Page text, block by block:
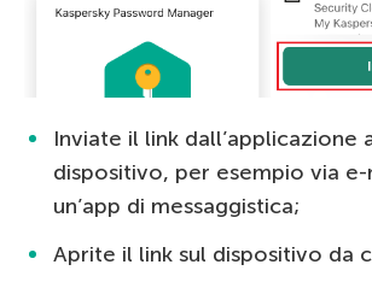
Inviate il link dall’applicazione
dispositivo, per esempio via
un’app di messaggistica;
Aprite il link sul dispositivo da